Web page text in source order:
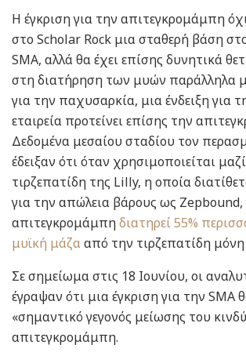
Η έγκριση για την απιτεγκρομάμπη
στο Scholar Rock μια σταθερή βάση
SMA, αλλά θα έχει επίσης δυνητικά
στη διατήρηση των μυών παράλληλα
για την παχυσαρκία, μια ένδειξη για
εταιρεία προτείνει επίσης την
Δεδομένα μεσαίου σταδίου τον
έδειξαν ότι όταν χρησιμοποιείται
τιρζεπατίδη της Lilly, η οποία
για την απώλεια βάρους ως Zepbound,
απιτεγκρομάμπηδιατηρεί 55%
μυϊκή μάζα από την τιρζεπατίδη μόνη
Σε σημείωμα στις 18 Ιουνίου, οι
έγραψαν ότι μια έγκριση για την SMA
«σημαντικό γεγονός μείωσης του
απιτεγκρομάμπη.